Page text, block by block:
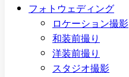
フォトウェディング
ロケーション撮影
和装前撮り
洋装前撮り
スタジオ撮影